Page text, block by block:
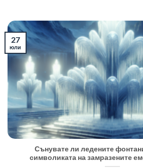
Сънувате ли ледените
символиката на замразените
27
юли